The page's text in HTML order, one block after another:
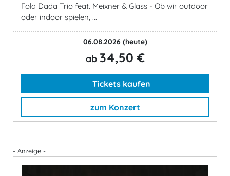
Fola Dada Trio feat. Meixner & Glass - Ob wir outdoor
oder indoor spielen, ...
06.08.2026 (heute)
ab 34,50 €
Tickets kaufen
zum Konzert
- Anzeige -